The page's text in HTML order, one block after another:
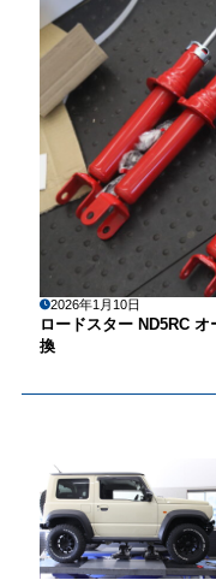
2026年1月10日
ロードスター ND5RC
換